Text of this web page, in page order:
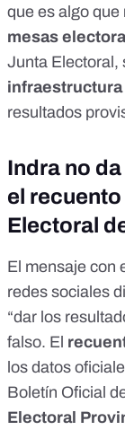
que es algo que
mesas
Junta Electoral,
resultados
Indra no
el
Electoral
El mensaje con
redes sociales
“dar los
falso. El
los datos
Boletín Oficial
Electoral